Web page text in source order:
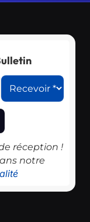
réception !
notre